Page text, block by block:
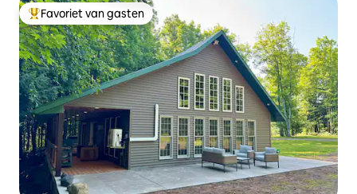
Topfavoriet van gasten
Favoriet van gasten